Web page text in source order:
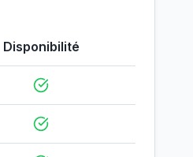
Disponibilité